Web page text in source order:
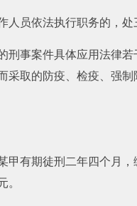
员依法执行职务的，
刑事案件具体应用法律
取的防疫、检疫、强
有期徒刑二年四个月
。